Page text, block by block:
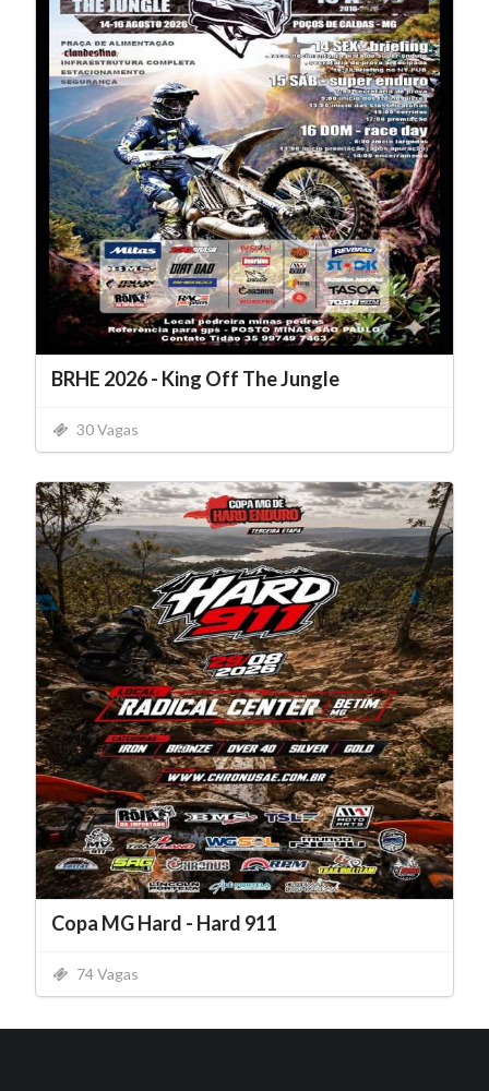
BRHE 2026 - King Off The Jungle
30 Vagas
Copa MG Hard - Hard 911
74 Vagas